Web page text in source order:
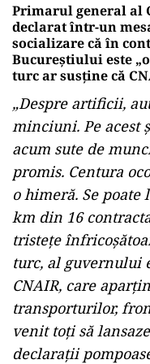
Primarul general al
declarat într-un
socializare că în
Bucureștiului este
turc ar susține că
„Despre artificii,
minciuni. Pe acest
acum sute de
promis. Centura
o himeră. Se poate
km din 16
tristeţe
turc, al guvernului
CNAIR, care
transporturilor,
venit toţi să lansaze
declaraţii